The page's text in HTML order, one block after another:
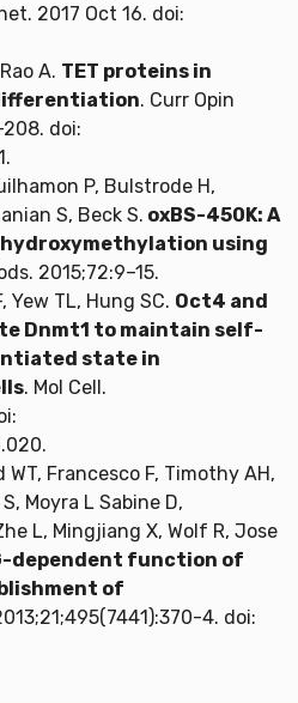
2017 Oct 16. doi:
A. TET proteins in
. Curr Opin
doi:
P, Bulstrode H,
S, Beck S. oxBS-450K: A
using
2015;72:9–15.
Yew TL, Hung SC. Oct4 and
Dnmt1 to maintain self-
state in
. Mol Cell.
Francesco F, Timothy AH,
Moyra L Sabine D,
L, Mingjiang X, Wolf R, Jose
dependent function of
of
4. doi: